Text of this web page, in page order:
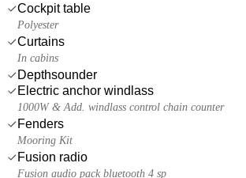
Cockpit table
Polyester
Curtains
In cabins
Depthsounder
Electric anchor windlass
1000W & Add. windlass control chain counter
Fenders
Mooring Kit
Fusion radio
Fusion audio pack bluetooth 4 sp